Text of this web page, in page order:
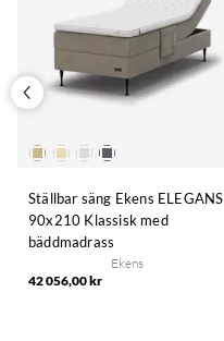
Ställbar säng Ekens ELEGANS
90x210 Klassisk med
bäddmadrass
Ekens
42 056,00 kr